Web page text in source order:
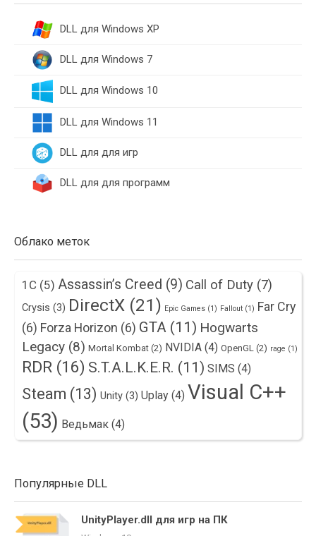
DLL для Windows XP
DLL для Windows 7
DLL для Windows 10
DLL для Windows 11
DLL для для игр
DLL для для программ
Облако меток
1С (5) Assassin’s Creed (9) Call of Duty (7)
Crysis (3) DirectX (21) Epic Games (1) Fallout (1) Far Cry
(6) Forza Horizon (6) GTA (11) Hogwarts
Legacy (8) Mortal Kombat (2) NVIDIA (4) OpenGL (2) rage (1)
RDR (16) S.T.A.L.K.E.R. (11) SIMS (4)
Steam (13) Unity (3) Uplay (4) Visual C++
(53) Ведьмак (4)
Популярные DLL
UnityPlayer.dll для игр на ПК